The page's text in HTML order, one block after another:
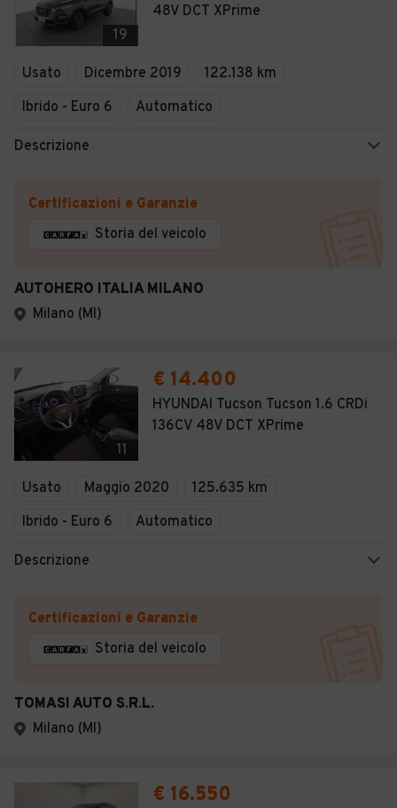
19
48V DCT XPrime
Usato Dicembre 2019
122.138 km
Ibrido - Euro 6
Automatico
Descrizione
Certificazioni e Garanzie
Storia del veicolo
AUTOHERO ITALIA MILANO
Milano (MI)
11
€ 14.400
HYUNDAI Tucson Tucson 1.6 CRDi
136CV 48V DCT XPrime
Usato Maggio 2020
125.635 km
Ibrido - Euro 6
Automatico
Descrizione
Certificazioni e Garanzie
Storia del veicolo
TOMASI AUTO S.R.L.
Milano (MI)
€ 16.550